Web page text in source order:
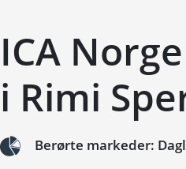
ICA
i Rimi
Berørte markeder: